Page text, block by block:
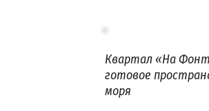
Квартал «На
готовое
моря